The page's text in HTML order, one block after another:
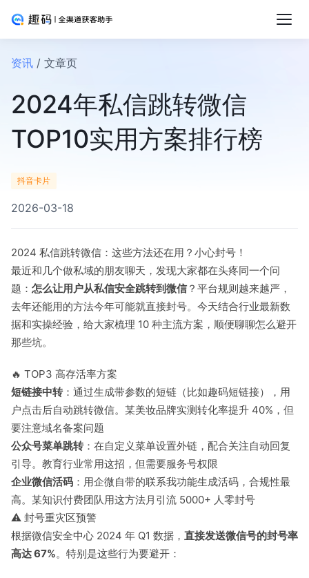
资讯 / 文章页
2024年私信跳转微信
TOP10实用方案排行榜
抖音卡片
2026-03-18
2024 私信跳转微信：这些方法还在用？小心封号！
最近和几个做私域的朋友聊天，发现大家都在头疼同一个问
题： 怎么让用户从私信安全跳转到微信？平台规则越来越严，
去年还能用的方法今年可能就直接封号。今天结合行业最新数
据和实操经验，给大家梳理 10 种主流方案，顺便聊聊怎么避开
那些坑。
🔥 TOP3 高存活率方案
短链接中转：通过生成带参数的短链（比如趣码短链接），用
户点击后自动跳转微信。某美妆品牌实测转化率提升 40%，但
要注意域名备案问题
公众号菜单跳转：在自定义菜单设置外链，配合关注自动回复
引导。教育行业常用这招，但需要服务号权限
企业微信活码 ：用企微自带的联系我功能生成活码，合规性最
高。某知识付费团队用这方法月引流 5000+ 人零封号
⚠️ 封号重灾区预警
根据微信安全中心 2024 年 Q1 数据， 直接发送微信号的封号率
高达 67%。特别是这些行为要避开：